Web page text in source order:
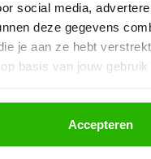
social media,
deze gegevens
je aan ze hebt
basis van jouw gebruik
klikt, dan geef
om cookies voor social
advertenties te
Accepteren
a client-side
(see the
information).